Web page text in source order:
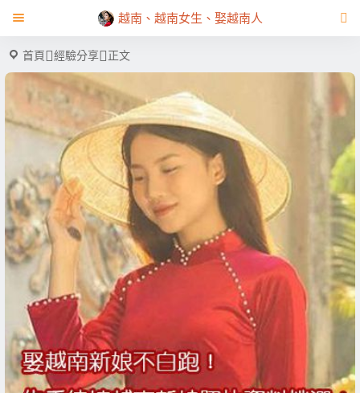
越南、越南女生、娶越南人
首頁 經驗分享 正文